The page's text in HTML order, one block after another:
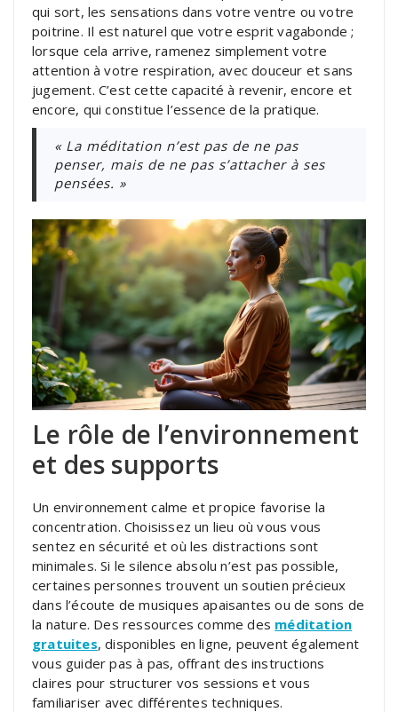
qui sort, les sensations dans votre ventre ou votre
poitrine. Il est naturel que votre esprit vagabonde ;
lorsque cela arrive, ramenez simplement votre
attention à votre respiration, avec douceur et sans
jugement. C’est cette capacité à revenir, encore et
encore, qui constitue l’essence de la pratique.
« La méditation n’est pas de ne pas
penser, mais de ne pas s’attacher à ses
pensées. »
Le rôle de l’environnement
et des supports
Un environnement calme et propice favorise la
concentration. Choisissez un lieu où vous vous
sentez en sécurité et où les distractions sont
minimales. Si le silence absolu n’est pas possible,
certaines personnes trouvent un soutien précieux
dans l’écoute de musiques apaisantes ou de sons de
la nature. Des ressources comme des méditation
gratuites, disponibles en ligne, peuvent également
vous guider pas à pas, offrant des instructions
claires pour structurer vos sessions et vous
familiariser avec différentes techniques.